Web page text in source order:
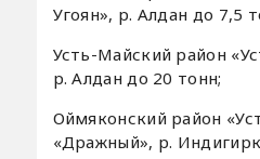
Угоян», р. Алдан до 7,5
Усть-Майский район
р. Алдан до 20 тонн;
Оймяконский район
«Дражный», р.